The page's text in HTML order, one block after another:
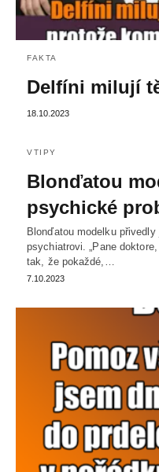
FAKTA
Delfíni milují
18.10.2023
VTIPY
Blonďatou
psychické
Blonďatou modelku
psychiatrovi. „Pane
tak, že pokaždé,…
7.10.2023